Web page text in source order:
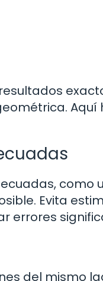
Aquí
como
Evita
errores
del mismo